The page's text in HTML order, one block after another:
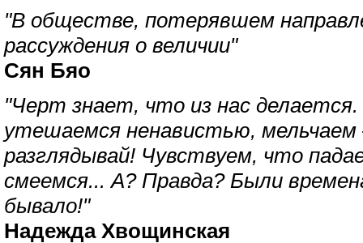
"В обществе, потерявшем
рассуждения о величии"
Сян Бяо
"Черт знает, что из нас
утешаемся ненавистью, мельчаем
разглядывай! Чувствуем, что
смеемся... А? Правда? Были
бывало!"
Надежда Хвощинская